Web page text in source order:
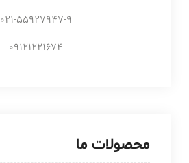
021-55927947-9
09121221674
محصولات ما